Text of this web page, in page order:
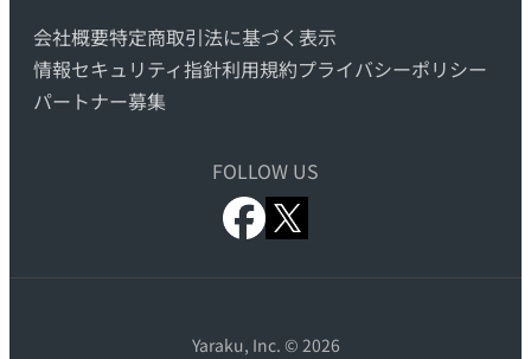
機
械
翻
会社概要特定商取引法に基づく表示
情報セキュリティ指針利用規約プライバシーポリシー
パートナー募集
FOLLOW US
x.com
Yaraku, Inc. © 2026